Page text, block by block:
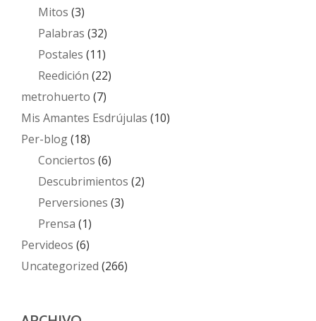
Mitos (3)
Palabras (32)
Postales (11)
Reedición (22)
metrohuerto (7)
Mis Amantes Esdrújulas (10)
Per-blog(18)
Conciertos (6)
Descubrimientos (2)
Perversiones (3)
Prensa (1)
Pervideos (6)
Uncategorized (266)